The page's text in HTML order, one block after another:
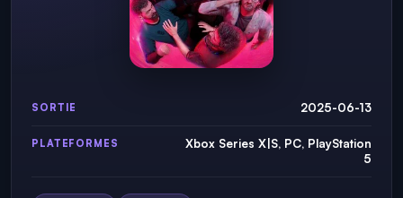
SORTIE 2025-06-13
PLATEFORMES
Xbox Series X|S, PC, PlayStation
5